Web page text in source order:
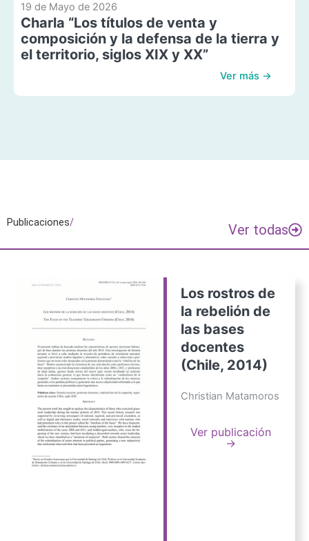
19 de Mayo de 2026
Charla “Los títulos de venta y
composición y la defensa de la tierra y
el territorio, siglos XIX y XX”
Ver más →
Publicaciones/ Ver todas
Los rostros de
la rebelión de
las bases
docentes
(Chile, 2014)
Christian Matamoros
Ver publicación
→